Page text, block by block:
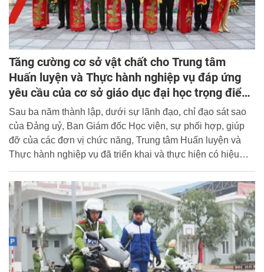
Tăng cường cơ sở vật chất cho Trung tâm
Huấn luyện và Thực hành nghiệp vụ đáp ứng
yêu cầu của cơ sở giáo dục đại học trọng điểm
và chuẩn quốc gia
Sau ba năm thành lập, dưới sự lãnh đạo, chỉ đạo sát sao
của Đảng uỷ, Ban Giám đốc Học viện, sự phối hợp, giúp
đỡ của các đơn vị chức năng, Trung tâm Huấn luyện và
Thực hành nghiệp vụ đã triển khai và thực hiện có hiệu